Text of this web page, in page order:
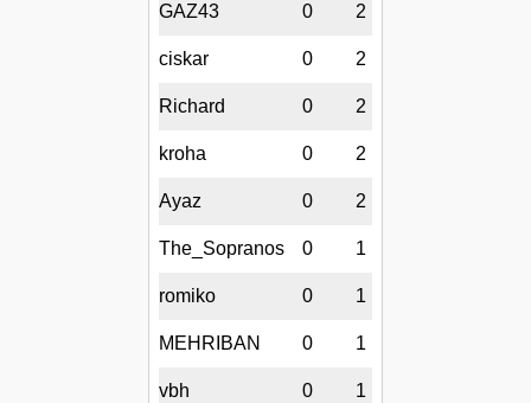
GAZ43 0 2
ciskar 0 2
Richard 0 2
kroha 0 2
Ayaz 0 2
The_Sopranos 0 1
romiko 0 1
MEHRIBAN 0 1
vbh 0 1